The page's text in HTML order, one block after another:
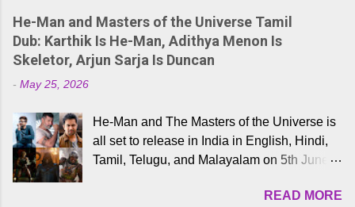
He-Man and Masters of the Universe Tamil
Dub: Karthik Is He-Man, Adithya Menon Is
Skeletor, Arjun Sarja Is Duncan
- May 25, 2026
He-Man and The Masters of the Universe is
all set to release in India in English, Hindi,
Tamil, Telugu, and Malayalam on 5th June,
received a lot of love from cult He-Man fans
READ MORE